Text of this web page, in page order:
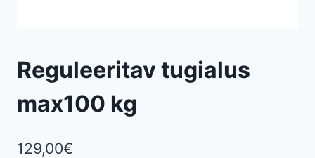
Reguleeritav tugialus
max100 kg
129,00€